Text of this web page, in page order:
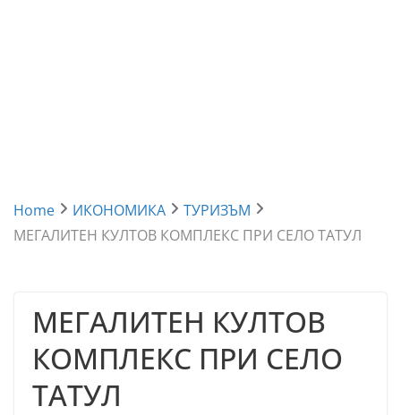
Home ИКОНОМИКА
ТУРИЗЪМ
МЕГАЛИТЕН КУЛТОВ КОМПЛЕКС ПРИ СЕЛО ТАТУЛ
МЕГАЛИТЕН КУЛТОВ
КОМПЛЕКС ПРИ СЕЛО
ТАТУЛ